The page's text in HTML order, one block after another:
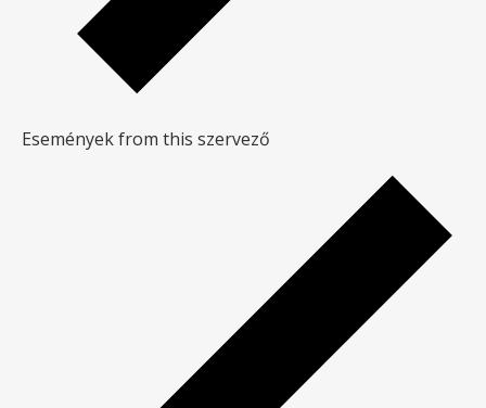
Események from this szervező